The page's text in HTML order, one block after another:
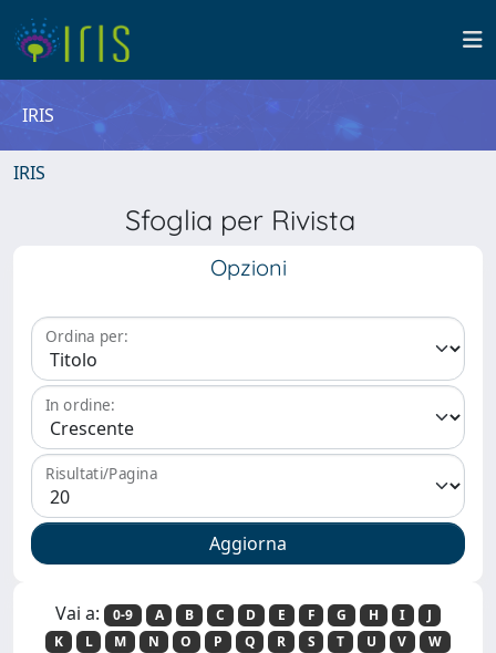
IRIS
IRIS
Sfoglia per Rivista
Opzioni
Ordina per:
In ordine:
Risultati/Pagina
Vai a: 0-9 A B C D E F G H I
J
K
L M N O P Q R S T U V
W